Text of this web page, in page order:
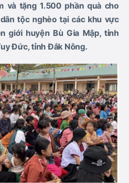
và tặng1.500phần quà cho
tộc nghèotạicác khu vực
giớihuyện Bù Gia Mập, tỉnh
Đức, tỉnh Đắk Nông.